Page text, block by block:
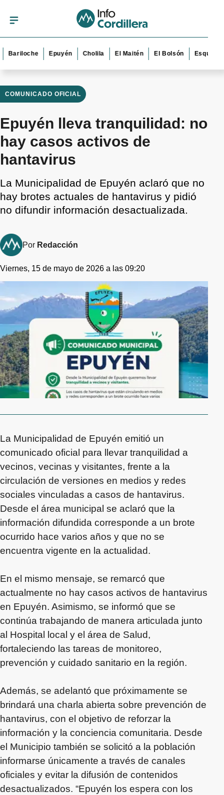
Epuyén Cholila El Maitén El Bolsón Esquel
COMUNICADO OFICIAL
Epuyén lleva tranquilidad: no
hay casos activos de
hantavirus
La Municipalidad de Epuyén aclaró que no
hay brotes actuales de hantavirus y pidió
no difundir información desactualizada.
Por Redacción
Viernes, 15 de mayo de 2026 a las 09:20
La Municipalidad de Epuyén emitió un
comunicado oficial para llevar tranquilidad a
vecinos, vecinas y visitantes, frente a la
circulación de versiones en medios y redes
sociales vinculadas a casos de hantavirus.
Desde el área municipal se aclaró que la
información difundida corresponde a un brote
ocurrido hace varios años y que no se
encuentra vigente en la actualidad.
En el mismo mensaje, se remarcó que
actualmente no hay casos activos de hantavirus
en Epuyén. Asimismo, se informó que se
continúa trabajando de manera articulada junto
al Hospital local y el área de Salud,
fortaleciendo las tareas de monitoreo,
prevención y cuidado sanitario en la región.
Además, se adelantó que próximamente se
brindará una charla abierta sobre prevención de
hantavirus, con el objetivo de reforzar la
información y la conciencia comunitaria. Desde
el Municipio también se solicitó a la población
informarse únicamente a través de canales
oficiales y evitar la difusión de contenidos
desactualizados. “Epuyén los espera con los